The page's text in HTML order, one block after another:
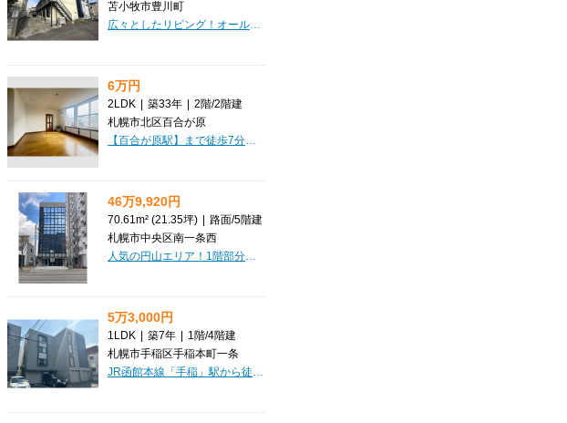
苫小牧市豊川町
広々としたリビング！オール洋室！お手頃お家賃2LDK！初期費用クレジットカード決済OK！お部屋探しはミニミニで♪
6万円
2LDK 築33年 2階/2階建
札幌市北区百合が原
【百合が原駅】まで徒歩7分、「キャッスルリキ」で新しい暮らしを始めてみませんか？\\ただいま6月末まで仲介手数料無料のキャンペーン実施中//月々6万円で広々51.92㎡の2LDK、最上階南西向きで日当たりも良好なのが嬉しいポイントです。無料駐車場付きで、お車をお持ちの方にも大変便利ですね。バス・トイレ別、独立洗面台、エアコン、灯油暖房と設備も充実。コンビニやドラッグストアも近く、小学校まで徒歩4分と子育て世代にも安心の環境です。2人入居やシニアの方もご相談いただけます。ぜひ一度ご覧ください！
46万9,920円
70.61m² (21.35坪) 路面/5階建
札幌市中央区南一条西
人気の円山エリア！1階部分の路面店で、前面ガラス張りなので開放感があり、視認性も抜群！テナント探しはCLEAR不動産にお任せください。オンライン内見・相談も可能ですのでお気軽にご相談ください。
5万3,000円
1LDK 築7年 1階/4階建
札幌市手稲区手稲本町一条
JR函館本線「手稲」駅から徒歩5分、「S.field手稲本町」で新しい暮らしを始めてみませんか？月々53,000円、管理費4,000円で、広々35.7㎡の1LDK（LDK9.9帖、洋室5.0帖）をご利用いただけます。南向きの角部屋で日当たりも良く、フローリングの室内は毎日を快適に過ごせる空間です。大切なペットと一緒に暮らしたい方にも嬉しい「ペット相談可」物件。インターネットが無料で使えるのは、毎月の通信費を抑えたい方には見逃せないポイントですね。オートロックや防犯カメラ、モニタ付インターホンでセキュリティも万全。システムキッチンや独立洗面台、温水洗浄トイレなど、水回りの設備も充実しており、快適な毎日をサポートします。北海道の冬も安心な灯油暖房とロードヒーティングも完備。周辺にはコンビニや飲食店、生活雑貨店が徒歩5分圏内に揃い、お買い物や外食にも困りません。小学校や中学校も近く、子育て世代にもおすすめの環境です。保証人不要でご契約いただけるのも嬉しいですね。ぜひ一度、この快適な住まいをご覧ください。